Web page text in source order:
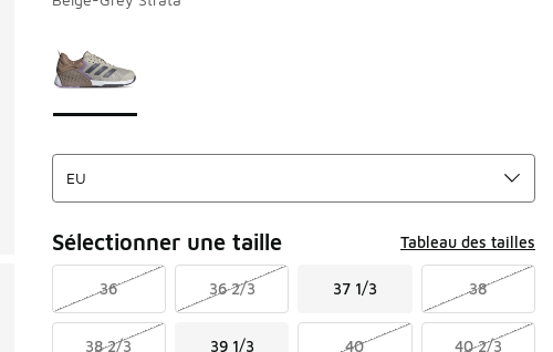
Sélectionner une taille Tableau des tailles
36 36 2/3 37 1/3 38
38 2/3 39 1/3 40 40 2/3